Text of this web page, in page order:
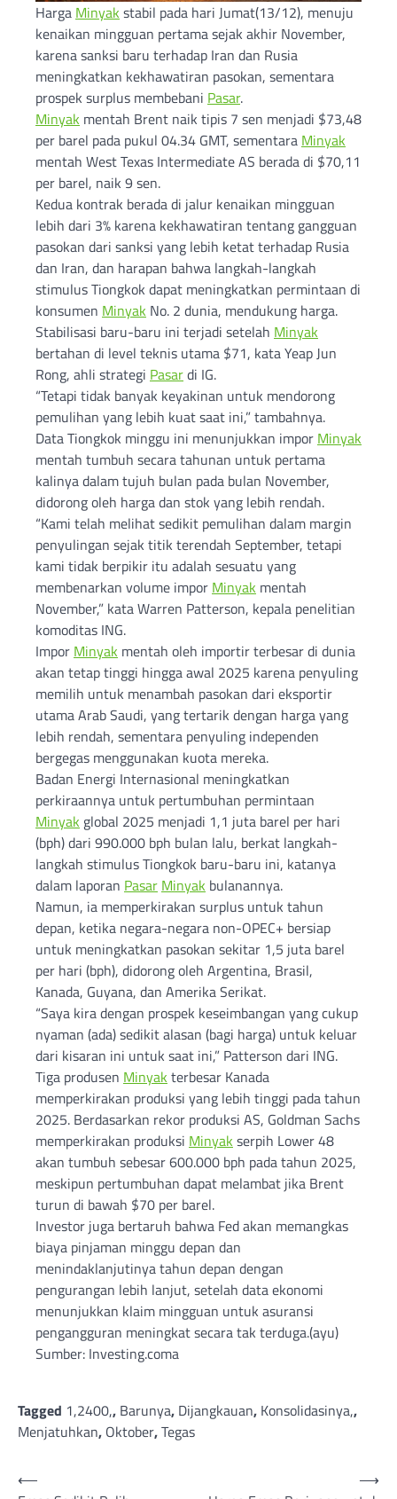
Harga Minyak stabil pada hari Jumat(13/12), menuju
kenaikan mingguan pertama sejak akhir November,
karena sanksi baru terhadap Iran dan Rusia
meningkatkan kekhawatiran pasokan, sementara
prospek surplus membebani Pasar.
Minyak mentah Brent naik tipis 7 sen menjadi $73,48
per barel pada pukul 04.34 GMT, sementara Minyak
mentah West Texas Intermediate AS berada di $70,11
per barel, naik 9 sen.
Kedua kontrak berada di jalur kenaikan mingguan
lebih dari 3% karena kekhawatiran tentang gangguan
pasokan dari sanksi yang lebih ketat terhadap Rusia
dan Iran, dan harapan bahwa langkah-langkah
stimulus Tiongkok dapat meningkatkan permintaan di
konsumen Minyak No. 2 dunia, mendukung harga.
Stabilisasi baru-baru ini terjadi setelah Minyak
bertahan di level teknis utama $71, kata Yeap Jun
Rong, ahli strategi Pasardi IG.
“Tetapi tidak banyak keyakinan untuk mendorong
pemulihan yang lebih kuat saat ini,” tambahnya.
Data Tiongkok minggu ini menunjukkan impor Minyak
mentah tumbuh secara tahunan untuk pertama
kalinya dalam tujuh bulan pada bulan November,
didorong oleh harga dan stok yang lebih rendah.
“Kami telah melihat sedikit pemulihan dalam margin
penyulingan sejak titik terendah September, tetapi
kami tidak berpikir itu adalah sesuatu yang
membenarkan volume impor Minyak mentah
November,” kata Warren Patterson, kepala penelitian
komoditas ING.
Impor Minyak mentah oleh importir terbesar di dunia
akan tetap tinggi hingga awal 2025 karena penyuling
memilih untuk menambah pasokan dari eksportir
utama Arab Saudi, yang tertarik dengan harga yang
lebih rendah, sementara penyuling independen
bergegas menggunakan kuota mereka.
Badan Energi Internasional meningkatkan
perkiraannya untuk pertumbuhan permintaan
Minyak global 2025 menjadi 1,1 juta barel per hari
(bph) dari 990.000 bph bulan lalu, berkat langkah-
langkah stimulus Tiongkok baru-baru ini, katanya
dalam laporan Pasar Minyak bulanannya.
Namun, ia memperkirakan surplus untuk tahun
depan, ketika negara-negara non-OPEC+ bersiap
untuk meningkatkan pasokan sekitar 1,5 juta barel
per hari (bph), didorong oleh Argentina, Brasil,
Kanada, Guyana, dan Amerika Serikat.
“Saya kira dengan prospek keseimbangan yang cukup
nyaman (ada) sedikit alasan (bagi harga) untuk keluar
dari kisaran ini untuk saat ini,” Patterson dari ING.
Tiga produsen Minyak terbesar Kanada
memperkirakan produksi yang lebih tinggi pada tahun
2025. Berdasarkan rekor produksi AS, Goldman Sachs
memperkirakan produksi Minyak serpih Lower 48
akan tumbuh sebesar 600.000 bph pada tahun 2025,
meskipun pertumbuhan dapat melambat jika Brent
turun di bawah $70 per barel.
Investor juga bertaruh bahwa Fed akan memangkas
biaya pinjaman minggu depan dan
menindaklanjutinya tahun depan dengan
pengurangan lebih lanjut, setelah data ekonomi
menunjukkan klaim mingguan untuk asuransi
pengangguran meningkat secara tak terduga.(ayu)
Sumber: Investing.coma
Tagged 1,2400,, Barunya, Dijangkauan, Konsolidasinya,,
Menjatuhkan, Oktober,Tegas
Post
⟵
⟶